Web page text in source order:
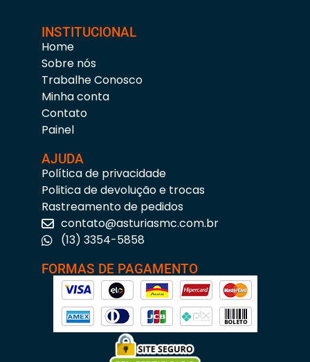
INSTITUCIONAL
Home
Sobre nós
Trabalhe Conosco
Minha conta
Contato
Painel
AJUDA
Política de privacidade
Politica de devolução e trocas
Rastreamento de pedidos
contato@asturiasmc.com.br
(13) 3354-5858
FORMAS DE PAGAMENTO